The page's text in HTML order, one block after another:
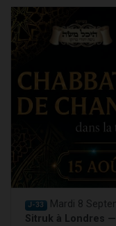
J-33 Mardi 8
Sitruk à Londres